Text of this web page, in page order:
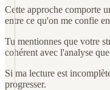
Cette approche comporte
entre ce qu'on me confie
Tu mentionnes que votre
cohérent avec l'analyse
Si ma lecture est
progresser.